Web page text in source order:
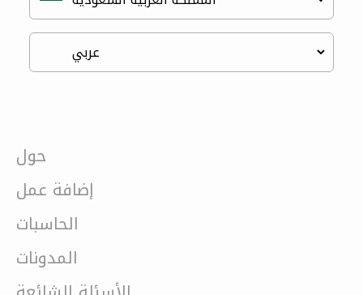
حول
إضافة عمل
الحاسبات
المدونات